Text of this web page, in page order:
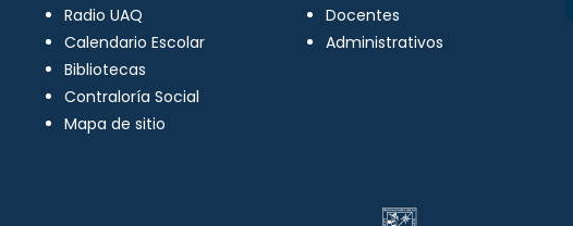
Radio UAQ
Calendario Escolar
Bibliotecas
Contraloría Social
Mapa de sitio
Docentes
Administrativos